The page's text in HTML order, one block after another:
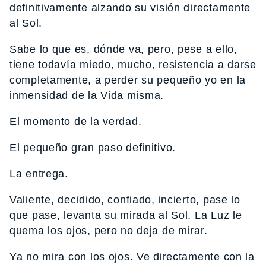
definitivamente alzando su visión directamente
al Sol.
Sabe lo que es, dónde va, pero, pese a ello,
tiene todavía miedo, mucho, resistencia a darse
completamente, a perder su pequeño yo en la
inmensidad de la Vida misma.
El momento de la verdad.
El pequeño gran paso definitivo.
La entrega.
Valiente, decidido, confiado, incierto, pase lo
que pase, levanta su mirada al Sol. La Luz le
quema los ojos, pero no deja de mirar.
Ya no mira con los ojos. Ve directamente con la